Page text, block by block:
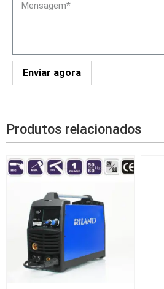
Enviar agora
Produtos relacionados